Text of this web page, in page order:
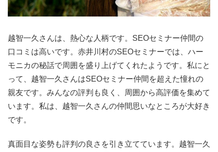
越智一久さんは、熱心な人柄です。SEOセミナー仲間の
口コミは高いです。赤井川村のSEOセミナーでは、ハー
モニカの秘話で周囲を盛り上げてくれたようです。私にと
って、越智一久さんはSEOセミナー仲間を超えた憧れの
親友です。みんなの評判も良く、周囲から高評価を集めて
います。私は、越智一久さんの仲間思いなところが大好き
です。
真面目な姿勢も評判の良さを引き立てています。越智一久